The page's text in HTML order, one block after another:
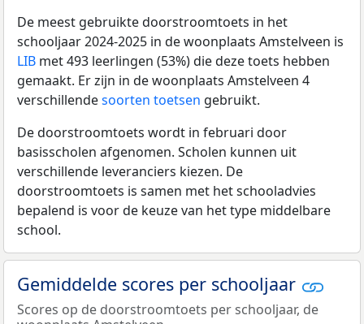
De meest gebruikte doorstroomtoets in het
schooljaar 2024-2025 in de woonplaats Amstelveen is
LIB met 493 leerlingen (53%) die deze toets hebben
gemaakt. Er zijn in de woonplaats Amstelveen 4
verschillendesoorten toetsen gebruikt.
De doorstroomtoets wordt in februari door
basisscholen afgenomen. Scholen kunnen uit
verschillende leveranciers kiezen. De
doorstroomtoets is samen met het schooladvies
bepalend is voor de keuze van het type middelbare
school.
Gemiddelde scores per schooljaar
Scores op de doorstroomtoets per schooljaar, de